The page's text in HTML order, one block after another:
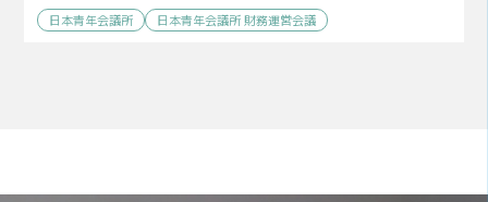
日本青年会議所 日本青年会議所 財務運営会議